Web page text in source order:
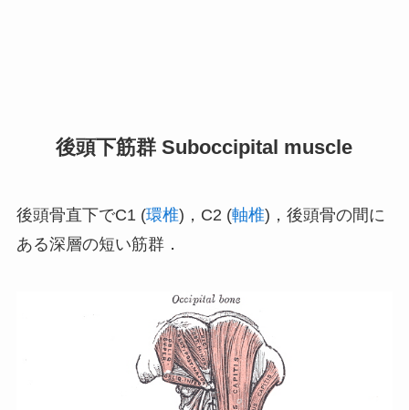
後頭下筋群 Suboccipital muscle
後頭骨直下でC1 (環椎)，C2 (軸椎)，後頭骨の間に
ある深層の短い筋群．